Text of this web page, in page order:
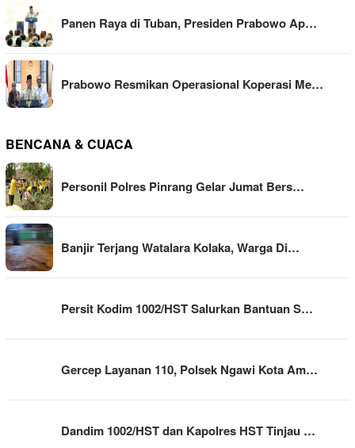
Panen Raya di Tuban, Presiden Prabowo Ap…
Prabowo Resmikan Operasional Koperasi Me…
BENCANA & CUACA
Personil Polres Pinrang Gelar Jumat Bers…
Banjir Terjang Watalara Kolaka, Warga Di…
Persit Kodim 1002/HST Salurkan Bantuan S…
Gercep Layanan 110, Polsek Ngawi Kota Am…
Dandim 1002/HST dan Kapolres HST Tinjau …